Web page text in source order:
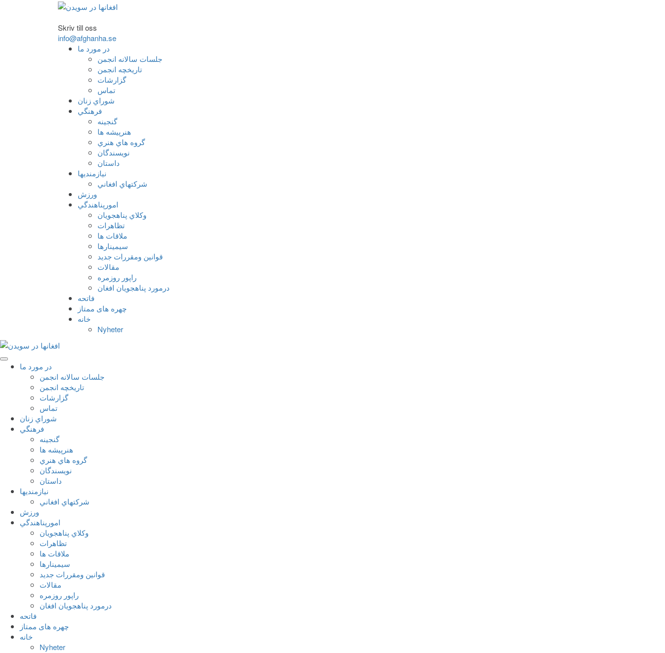
Skriv till oss
info@afghanha.se
در مورد ما
جلسات سالانه انجمن
تاریخچه انجمن
گزارشات
تماس
شوراي زنان
فرهنگي
گنجينه
هنرپيشه ها
گروه هاي هنري
نويسندگان
داستان
نيازمنديها
شرکتهاي افغاني
ورزش
امورپناهندگي
وکلاي پناهجويان
تظاهرات
ملاقات ها
سيمينارها
قوانين ومقررات جديد
مقالات
راپور روزمره
درمورد پناهجويان افغان
فاتحه
چهره های ممتاز
خانه
Nyheter
در مورد ما
جلسات سالانه انجمن
تاریخچه انجمن
گزارشات
تماس
شوراي زنان
فرهنگي
گنجينه
هنرپيشه ها
گروه هاي هنري
نويسندگان
داستان
نيازمنديها
شرکتهاي افغاني
ورزش
امورپناهندگي
وکلاي پناهجويان
تظاهرات
ملاقات ها
سيمينارها
قوانين ومقررات جديد
مقالات
راپور روزمره
درمورد پناهجويان افغان
فاتحه
چهره های ممتاز
خانه
Nyheter